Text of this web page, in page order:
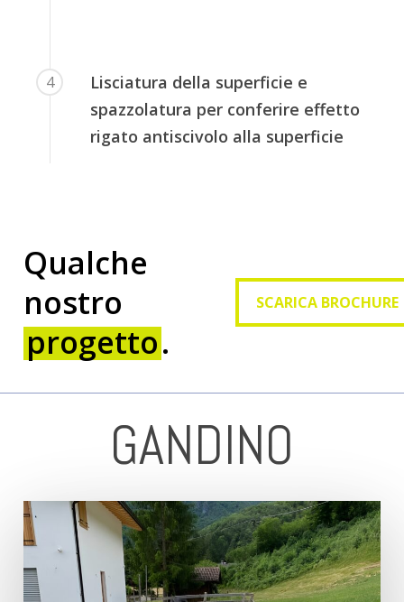
4
Lisciatura della superficie e
spazzolatura per conferire effetto
rigato antiscivolo alla superficie
Qualche
nostro
progetto.
SCARICA BROCHURE
SCARICA BROCHURE
GANDINO